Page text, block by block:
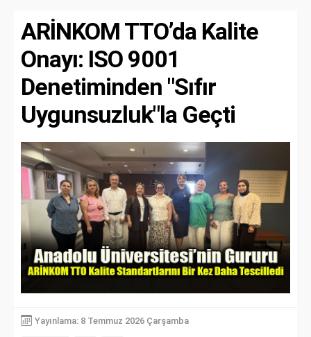
ARİNKOM TTO’da Kalite
Onayı: ISO 9001
Denetiminden "Sıfır
Uygunsuzluk"la Geçti
Yayınlama: 8 Temmuz 2026 Çarşamba